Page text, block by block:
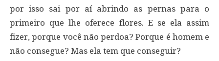
por isso sai por aí abrindo as pernas para o
primeiro que lhe oferece flores. E se ela assim
fizer, porque você não perdoa? Porque é homem e
não consegue? Mas ela tem que conseguir?